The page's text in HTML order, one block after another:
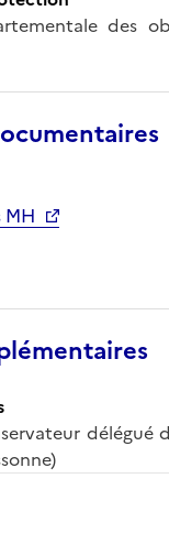
des
délégué